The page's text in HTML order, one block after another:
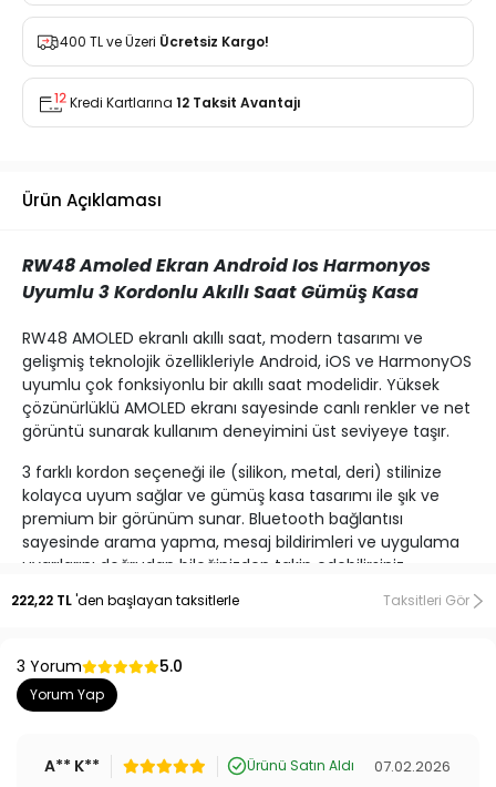
400 TL ve Üzeri Ücretsiz Kargo!
Kredi Kartlarına 12 Taksit Avantajı
Ürün Açıklaması
RW48 Amoled Ekran Android Ios Harmonyos
Uyumlu 3 Kordonlu Akıllı Saat Gümüş Kasa
RW48 AMOLED ekranlı akıllı saat, modern tasarımı ve
gelişmiş teknolojik özellikleriyle Android, iOS ve HarmonyOS
uyumlu çok fonksiyonlu bir akıllı saat modelidir. Yüksek
çözünürlüklü AMOLED ekranı sayesinde canlı renkler ve net
görüntü sunarak kullanım deneyimini üst seviyeye taşır.
3 farklı kordon seçeneği ile (silikon, metal, deri) stilinize
kolayca uyum sağlar ve gümüş kasa tasarımı ile şık ve
premium bir görünüm sunar. Bluetooth bağlantısı
sayesinde arama yapma, mesaj bildirimleri ve uygulama
uyarılarını doğrudan bileğinizden takip edebilirsiniz.
Sağlık ve spor takibi özellikleri ile kalp atış hızı ölçümü, adım
ergonomik yapısı ile hem spor hem de günlük kullanım için
ideal bir akıllı saat deneyimi sağlar.
222,22 TL'den başlayan taksitlerle Taksitleri Gör
3 Yorum 5.0
Yorum Yap
A** K** Ürünü Satın Aldı 07.02.2026